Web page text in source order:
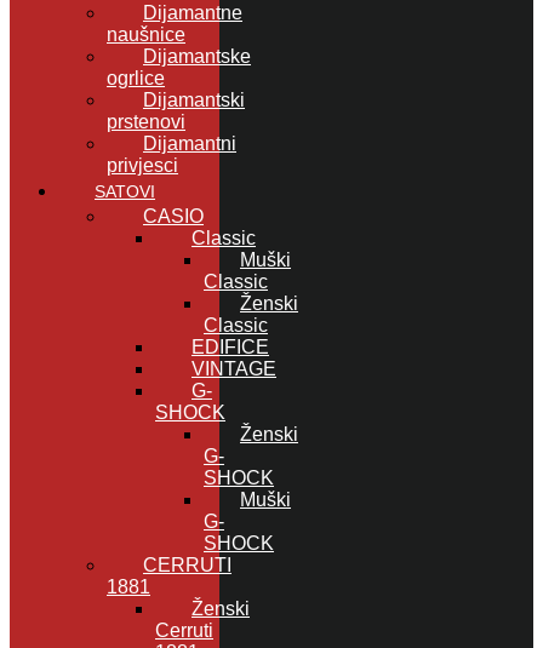
Dijamantne
naušnice
Dijamantske
ogrlice
Dijamantski
prstenovi
Dijamantni
privjesci
SATOVI
CASIO
Classic
Muški
Classic
Ženski
Classic
EDIFICE
VINTAGE
G-
SHOCK
Ženski
G-
SHOCK
Muški
G-
SHOCK
CERRUTI
1881
Ženski
Cerruti